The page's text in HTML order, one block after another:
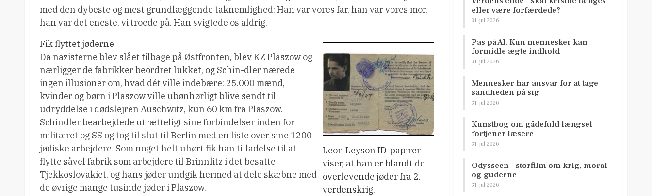
med den dybeste og mest grundlæggende taknemlighed: Han var vores far, han var vores mor,
han var det eneste, vi troede på. Han svigtede os aldrig.
Leon Leyson ID-papirer
viser, at han er blandt de
overlevende jøder fra 2.
verdenskrig.
Fik flyttet jøderne
Da nazisterne blev slået tilbage på Østfronten, blev KZ Plaszow og
nærliggende fabrikker beordret lukket, og Schin-dler nærede
ingen illusioner om, hvad dét ville indebære: 25.000 mænd,
kvinder og børn i Plaszow ville ubønhørligt blive sendt til
udryddelse i dødslejren Auschwitz, kun 60 km fra Plaszow.
Schindler bearbejdede utrætteligt sine forbindelser inden for
militæret og SS og tog til slut til Berlin med en liste over sine 1200
jødiske arbejdere. Som noget helt uhørt fik han tilladelse til at
flytte såvel fabrik som arbejdere til Brinnlitz i det besatte
Tjekkoslovakiet, og hans jøder undgik hermed at dele skæbne med
de øvrige mange tusinde jøder i Plaszow.
eller være forfærdede?
31. jul 2026
Pas på AI. Kun mennesker kan
formidle ægte indhold
31. jul 2026
Mennesker har ansvar for at tage
sandheden på sig
31. jul 2026
Kunstbog om gådefuld længsel
fortjener læsere
31. jul 2026
Odysseen – storfilm om krig, moral
og guderne
31. jul 2026